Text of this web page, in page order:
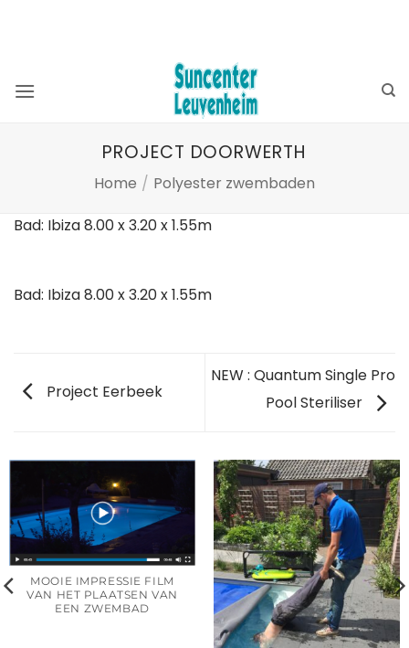
PROJECT DOORWERTH
Home / Polyester zwembaden
Bad: Ibiza 8.00 x 3.20 x 1.55m
Bad: Ibiza 8.00 x 3.20 x 1.55m
Project Eerbeek
NEW : Quantum Single Pro
Pool Steriliser
MOOIE IMPRESSIE FILM
VAN HET PLAATSEN VAN
EEN ZWEMBAD